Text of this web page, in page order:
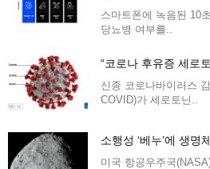
스마트폰에 녹음된 10
당뇨병 여부를..
“코로나 후유증 세로
신종 코로나바이러스
COVID)가 세로토닌..
소행성 ‘베누’에 생명
미국 항공우주국